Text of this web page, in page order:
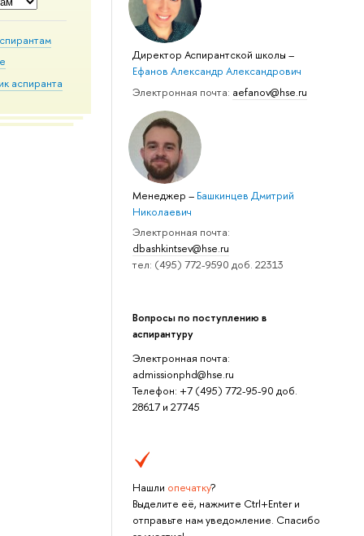
аспиранта
Директор Аспирантской школы–
Ефанов Александр Александрович
Электронная почта: aefanov@hse.ru
Менеджер– Башкинцев Дмитрий
Николаевич
Электронная почта:
dbashkintsev@hse.ru
тел: (495) 772-9590 доб. 22313
Вопросы по поступлению в
аспирантуру
Электронная почта:
admissionphd@hse.ru
Телефон: +7 (495) 772-95-90 доб.
28617 и 27745
Нашли опечатку?
Выделите её, нажмите Ctrl+Enter и
отправьте нам уведомление. Спасибо